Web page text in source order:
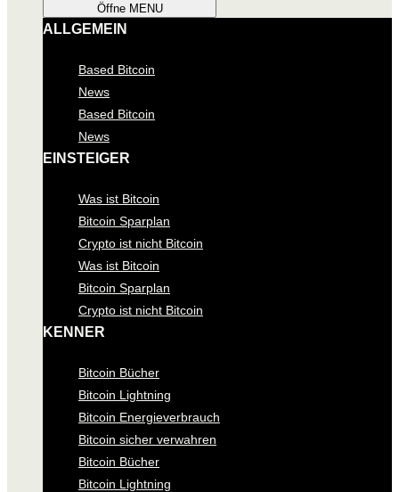
Öffne MENU
ALLGEMEIN
Based Bitcoin
News
Based Bitcoin
News
EINSTEIGER
Was ist Bitcoin
Bitcoin Sparplan
Crypto ist nicht Bitcoin
Was ist Bitcoin
Bitcoin Sparplan
Crypto ist nicht Bitcoin
KENNER
Bitcoin Bücher
Bitcoin Lightning
Bitcoin Energieverbrauch
Bitcoin sicher verwahren
Bitcoin Bücher
Bitcoin Lightning